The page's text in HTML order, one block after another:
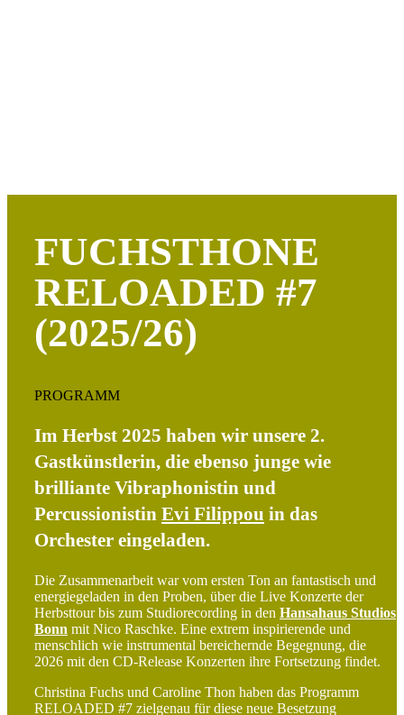
FUCHSTHONE
RELOADED #7
(2025/26)
PROGRAMM
Im Herbst 2025 haben wir unsere 2.
Gastkünstlerin, die ebenso junge wie
brilliante Vibraphonistin und
Percussionistin Evi Filippou in das
Orchester eingeladen.
Die Zusammenarbeit war vom ersten Ton an fantastisch und
energiegeladen in den Proben, über die Live Konzerte der
Herbsttour bis zum Studiorecording in den Hansahaus Studios
Bonn mit Nico Raschke. Eine extrem inspirierende und
menschlich wie instrumental bereichernde Begegnung, die
2026 mit den CD-Release Konzerten ihre Fortsetzung findet.
Christina Fuchs und Caroline Thon haben das Programm
RELOADED #7 zielgenau für diese neue Besetzung